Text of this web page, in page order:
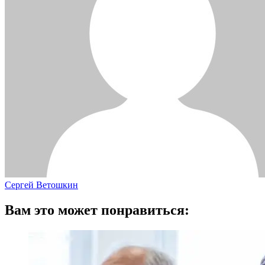
Сергей Ветошкин
Вам это может понравиться: